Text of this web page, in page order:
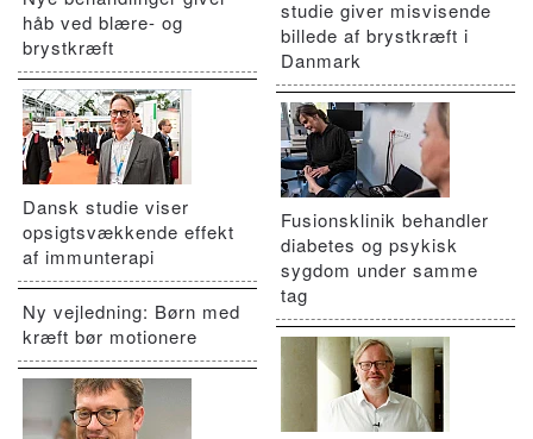
håb ved blære- og
brystkræft
Dansk studie viser
opsigtsvækkende effekt
af immunterapi
Ny vejledning: Børn med
kræft bør motionere
studie giver misvisende
billede af brystkræft i
Danmark
Fusionsklinik behandler
diabetes og psykisk
sygdom under samme
tag